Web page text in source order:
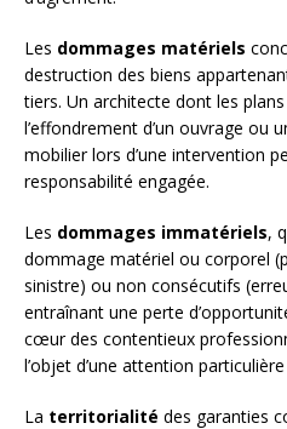
Les dommages matériels
destruction des biens
tiers. Un architecte dont les
l’effondrement d’un ouvrage ou
mobilier lors d’une intervention
responsabilité engagée.
Les dommages immatériels,
dommage matériel ou corporel
sinistre) ou non consécutifs
entraînant une perte
cœur des contentieux
l’objet d’une attention
La territorialité des garanties